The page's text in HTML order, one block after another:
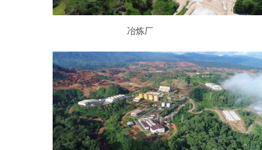
冶炼厂